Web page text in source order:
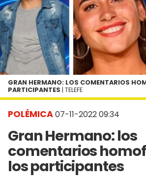
POLÉMICA07-11-2022 09:34
Gran Hermano: los
comentarios
los participantes
GRAN HERMANO: LOS COMENTARIOS
PARTICIPANTES | TELEFE